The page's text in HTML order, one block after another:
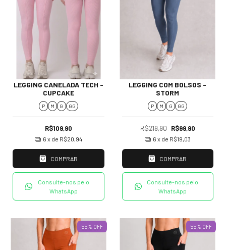
LEGGING CANELADA TECH -
CUPCAKE
P M G GG
R$109,90
6 x de R$20,94
COMPRAR
Consulte-nos pelo
WhatsApp
LEGGING COM BOLSOS -
STORM
P M G GG
R$219,90 R$99,90
6 x de R$19,03
COMPRAR
Consulte-nos pelo
WhatsApp
55% OFF 55% OFF